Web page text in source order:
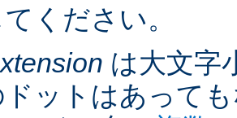
ください。
は大文字
ットはあって